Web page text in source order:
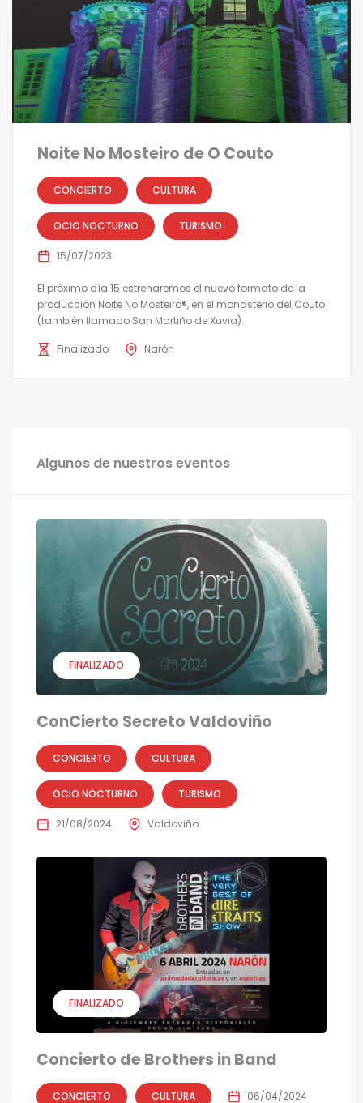
Noite No Mosteiro de O Couto
CONCIERTO CULTURA
OCIO NOCTURNO TURISMO
15/07/2023
El próximo día 15 estrenaremos el nuevo formato de la
producción Noite No Mosteiro®, en el monasterio del Couto
(también llamado San Martiño de Xuvia).
Finalizado Narón
Algunos de nuestros eventos
FINALIZADO
ConCierto Secreto Valdoviño
CONCIERTO CULTURA
OCIO NOCTURNO TURISMO
21/08/2024 Valdoviño
FINALIZADO
Concierto de Brothers in Band
CONCIERTO CULTURA 06/04/2024